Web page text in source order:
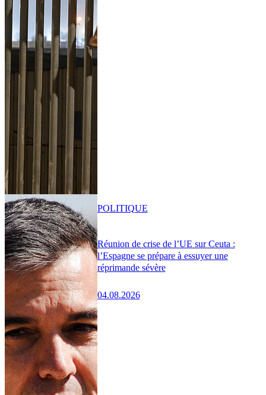
Réunion de crise de l’UE sur Ceuta :
l’Espagne se prépare à essuyer une
réprimande sévère
04.08.2026
POLITIQUE